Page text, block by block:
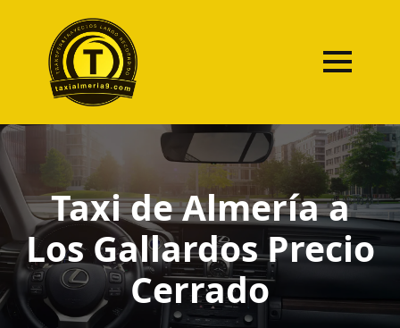
Taxi de Almería a
Los Gallardos Precio
Cerrado